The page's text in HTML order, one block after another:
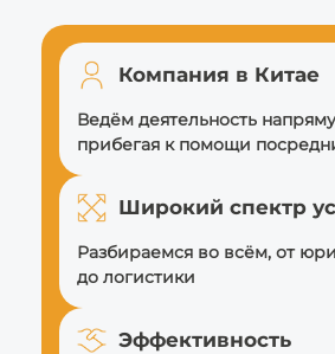
Компания в Китае
Ведём деятельность
прибегая к помощи
Широкий спектр
Разбираемся во всём, от
до логистики
Эффективность